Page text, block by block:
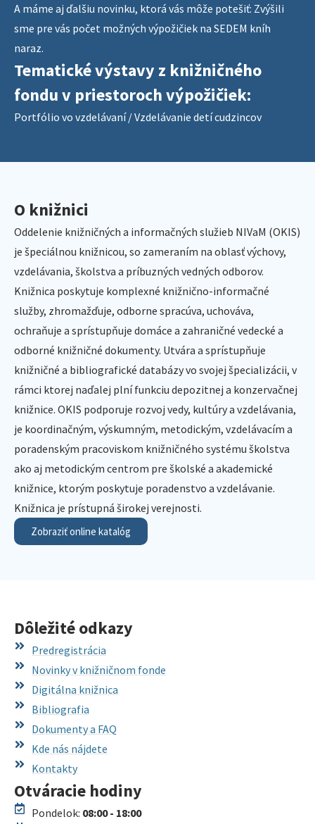
A máme aj ďalšiu novinku, ktorá vás môže potešiť: Zvýšili
sme pre vás počet možných výpožičiek na SEDEM kníh
naraz.
Tematické výstavy z knižničného
fondu v priestoroch výpožičiek:
Portfólio vo vzdelávaní / Vzdelávanie detí cudzincov
O knižnici
Oddelenie knižničných a informačných služieb NIVaM (OKIS)
je špeciálnou knižnicou, so zameraním na oblasť výchovy,
vzdelávania, školstva a príbuzných vedných odborov.
Knižnica poskytuje komplexné knižnično-informačné
služby, zhromažďuje, odborne spracúva, uchováva,
ochraňuje a sprístupňuje domáce a zahraničné vedecké a
odborné knižničné dokumenty. Utvára a sprístupňuje
knižničné a bibliografické databázy vo svojej špecializácii, v
rámci ktorej naďalej plní funkciu depozitnej a konzervačnej
knižnice. OKIS podporuje rozvoj vedy, kultúry a vzdelávania,
je koordinačným, výskumným, metodickým, vzdelávacím a
poradenským pracoviskom knižničného systému školstva
ako aj metodickým centrom pre školské a akademické
knižnice, ktorým poskytuje poradenstvo a vzdelávanie.
Knižnica je prístupná širokej verejnosti.
Zobraziť online katalóg
Dôležité odkazy
Predregistrácia
Novinky v knižničnom fonde
Digitálna knižnica
Bibliografia
Dokumenty a FAQ
Kde nás nájdete
Kontakty
Otváracie hodiny
Pondelok: 08:00 - 18:00